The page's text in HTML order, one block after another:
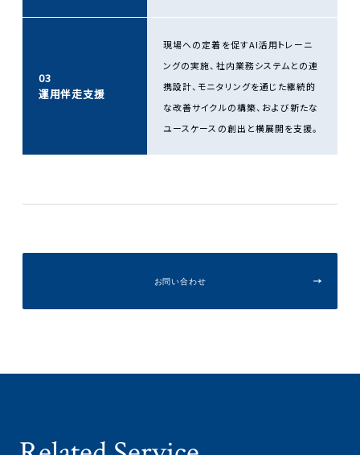
03
運用伴走支援
現場への定着を促すAI活用トレーニ
ングの実施、社内業務システムとの連
携設計、モニタリングを通じた継続的
な改善サイクルの構築、および新たな
ユースケースの創出と横展開を支援。
お問い合わせ